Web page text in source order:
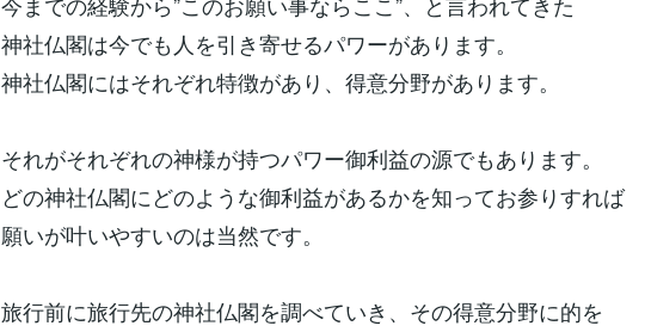
神社仏閣は今でも人を引き寄せるパワーがあります。
神社仏閣にはそれぞれ特徴があり、得意分野があります。
それがそれぞれの神様が持つパワー御利益の源でもあります。
どの神社仏閣にどのような御利益があるかを知ってお参りすれば
願いが叶いやすいのは当然です。
旅行前に旅行先の神社仏閣を調べていき、その得意分野に的を